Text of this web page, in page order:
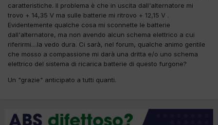
caratteristiche. Il problema è che in uscita dall'alternatore mi
trovo + 14,35 V ma sulle batterie mi ritrovo + 12,15 V .
Evidentemente qualche cosa mi sconnette le batterie
dall'alternatore, ma non avendo alcun schema elettrico a cui
riferirmi....la vedo dura. Ci sarà, nel forum, qualche animo gentile
che mosso a compassione mi darà una dritta e/o uno schema
elettrico del sistema di ricarica batterie di questo furgone?
Un "grazie" anticipato a tutti quanti.